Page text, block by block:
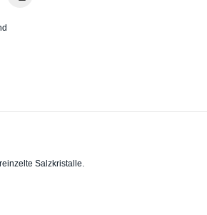
Salzkristalle.